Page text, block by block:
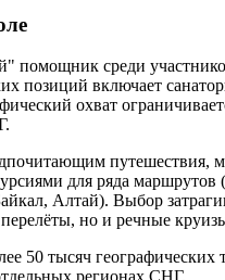
помощник среди
позиций включает
охват
путешествия,
для ряда маршрутов
Алтай). Выбор
но и речные
50 тысяч географических